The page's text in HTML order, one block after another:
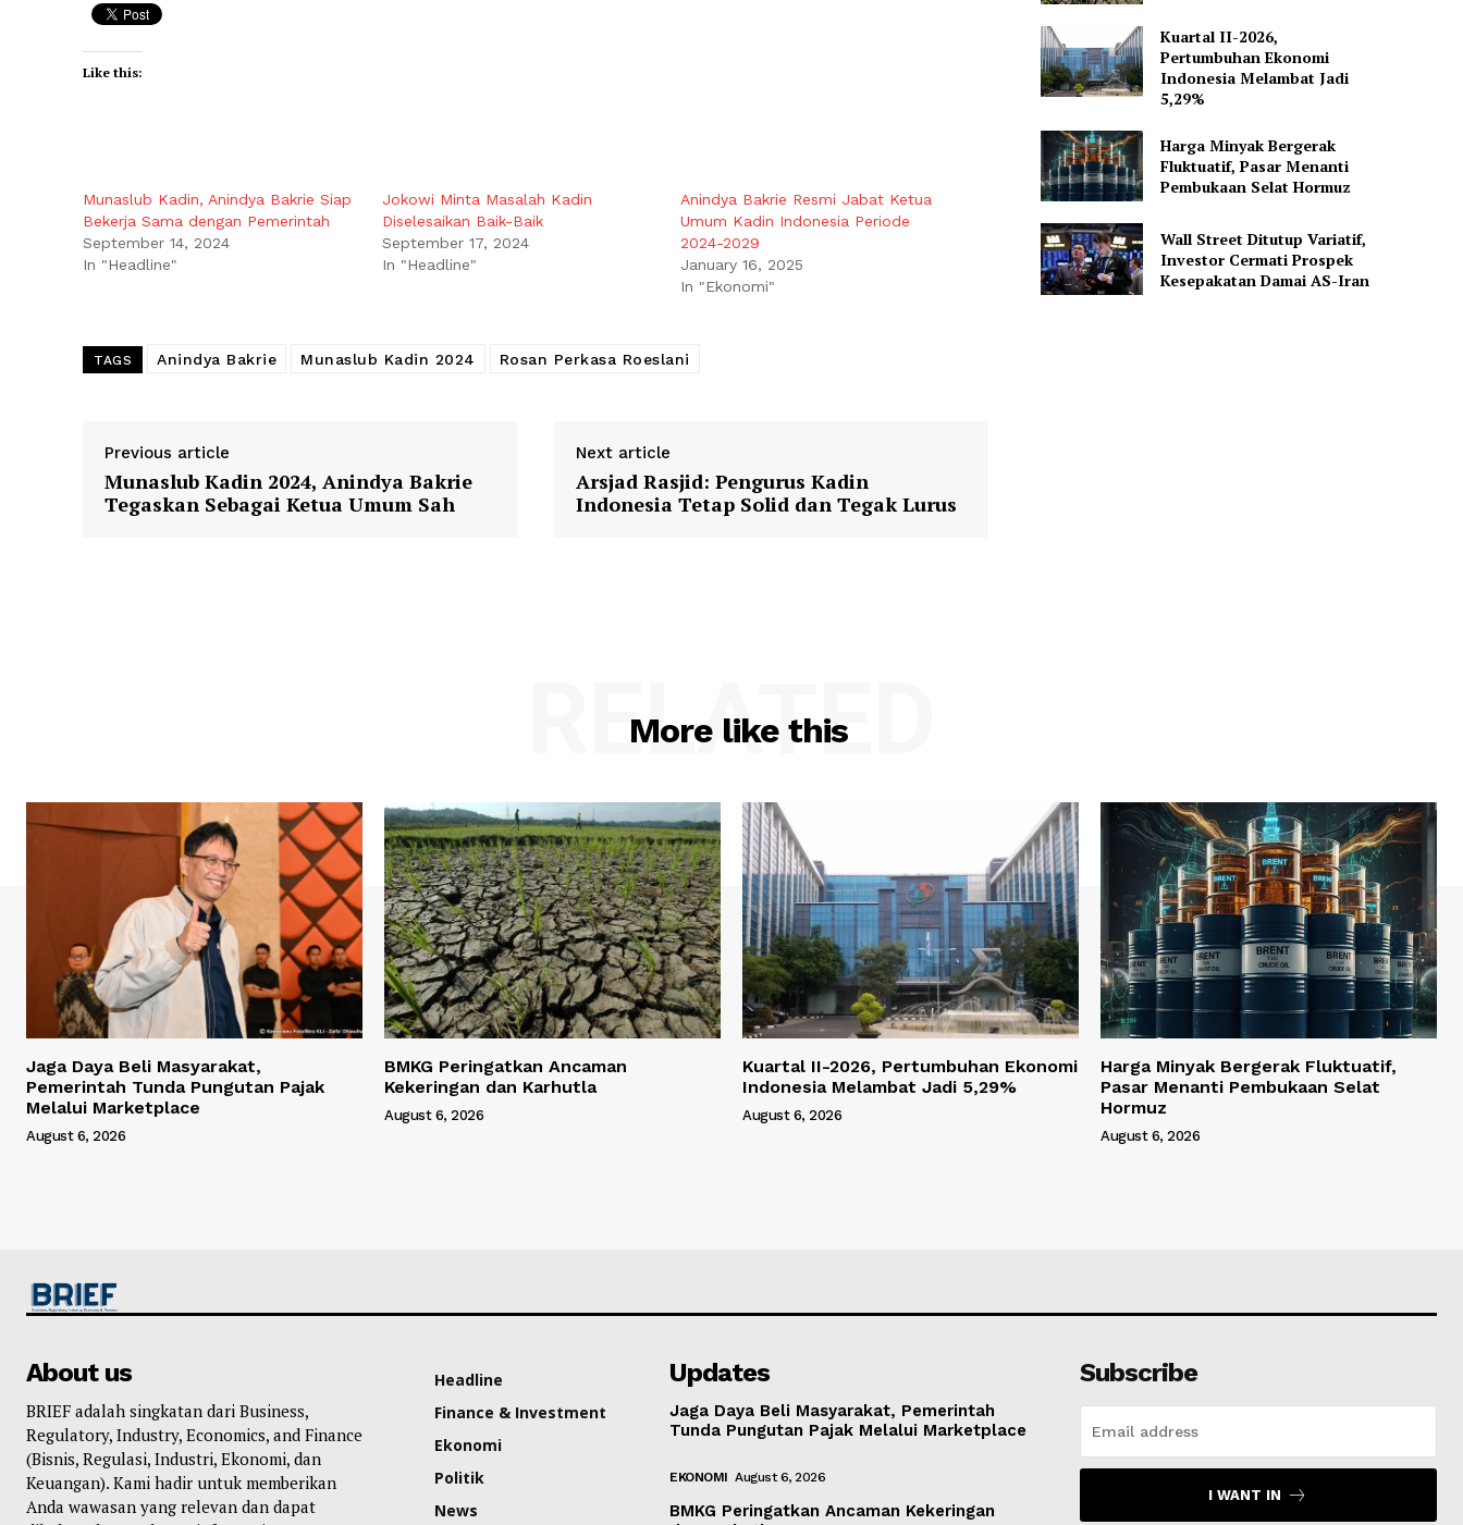
Like this:
Munaslub Kadin, Anindya Bakrie Siap
Bekerja Sama dengan Pemerintah
September 14, 2024
In "Headline"
Jokowi Minta Masalah Kadin
Diselesaikan Baik-Baik
September 17, 2024
In "Headline"
Anindya Bakrie Resmi Jabat Ketua
Umum Kadin Indonesia Periode
2024-2029
January 16, 2025
In "Ekonomi"
TAGS Anindya Bakrie Munaslub Kadin 2024 Rosan Perkasa Roeslani
Previous article
Munaslub Kadin 2024, Anindya Bakrie
Tegaskan Sebagai Ketua Umum Sah
Next article
Arsjad Rasjid: Pengurus Kadin
Indonesia Tetap Solid dan Tegak Lurus
Kuartal II-2026,
Pertumbuhan Ekonomi
Indonesia Melambat Jadi
5,29%
Harga Minyak Bergerak
Fluktuatif, Pasar Menanti
Pembukaan Selat Hormuz
Wall Street Ditutup Variatif,
Investor Cermati Prospek
Kesepakatan Damai AS-Iran
More like this
RELATED
Jaga Daya Beli Masyarakat,
Pemerintah Tunda Pungutan Pajak
Melalui Marketplace
August 6, 2026
BMKG Peringatkan Ancaman
Kekeringan dan Karhutla
August 6, 2026
Kuartal II-2026, Pertumbuhan Ekonomi
Indonesia Melambat Jadi 5,29%
August 6, 2026
Harga Minyak Bergerak Fluktuatif,
Pasar Menanti Pembukaan Selat
Hormuz
August 6, 2026
About us
BRIEF adalah singkatan dari Business,
Regulatory, Industry, Economics, and Finance
(Bisnis, Regulasi, Industri, Ekonomi, dan
Keuangan). Kami hadir untuk memberikan
Anda wawasan yang relevan dan dapat
Headline
Finance & Investment
Ekonomi
Politik
News
Updates
Jaga Daya Beli Masyarakat, Pemerintah
Tunda Pungutan Pajak Melalui Marketplace
EKONOMI August 6, 2026
BMKG Peringatkan Ancaman Kekeringan
Subscribe
I WANT IN